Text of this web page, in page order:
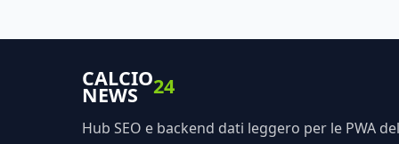
CALCIO
NEWS 24
Hub SEO e backend dati leggero per le PWA